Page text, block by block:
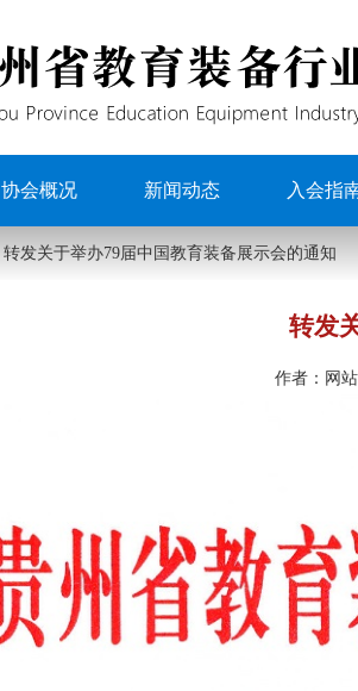
协会概况 新闻动态 入会指
转发关于举办79届中国教育装备展示会的通知
转发
作者： 网